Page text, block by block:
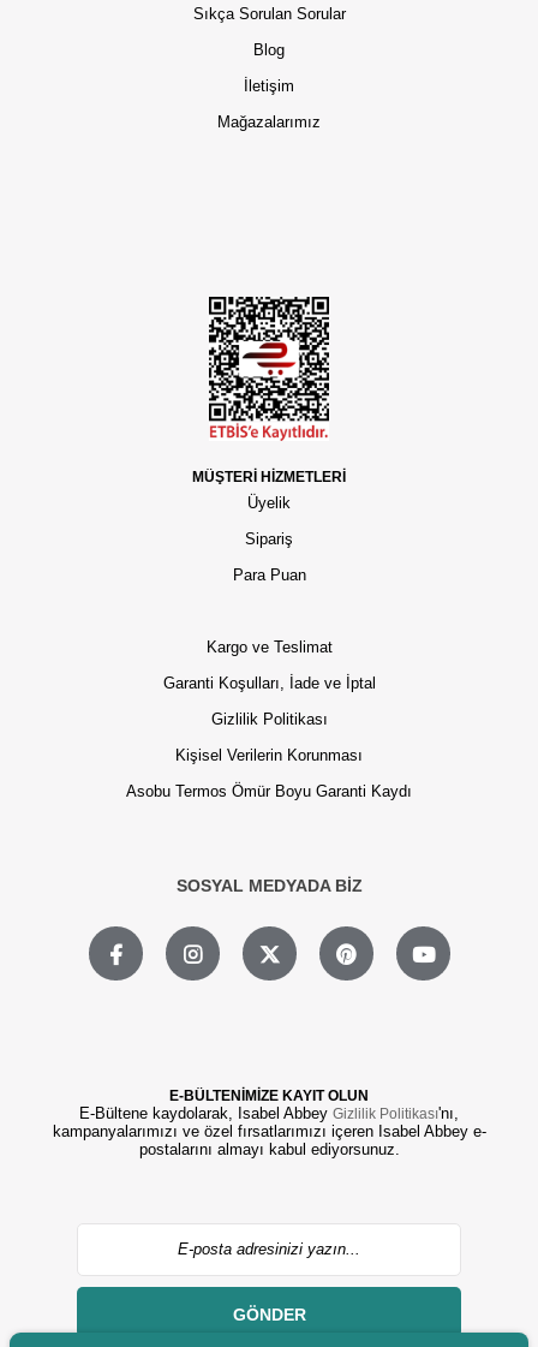
Sıkça Sorulan Sorular
Blog
İletişim
Mağazalarımız
MÜŞTERİ HİZMETLERİ
Üyelik
Sipariş
Para Puan
Kargo ve Teslimat
Garanti Koşulları, İade ve İptal
Gizlilik Politikası
Kişisel Verilerin Korunması
Asobu Termos Ömür Boyu Garanti Kaydı
SOSYAL MEDYADA BİZ
E-BÜLTENİMİZE KAYIT OLUN
E-Bültene kaydolarak, Isabel Abbey Gizlilik Politikası'nı,
kampanyalarımızı ve özel fırsatlarımızı içeren Isabel Abbey e-
postalarını almayı kabul ediyorsunuz.
GÖNDER